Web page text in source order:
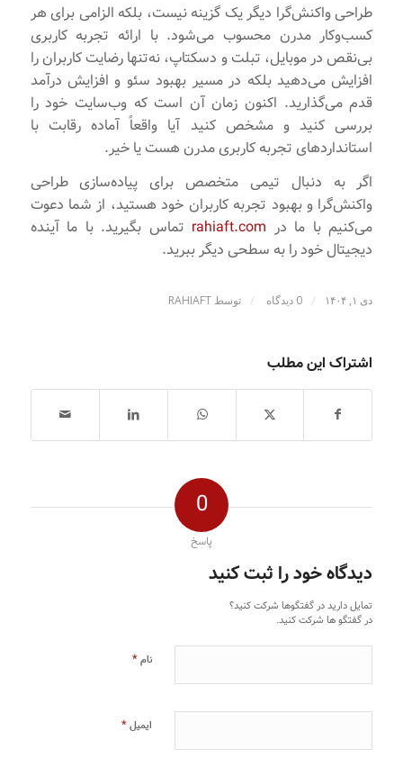
طراحی واکنش‌گرا دیگر یک گزینه نیست، بلکه الزامی برای هر
کسب‌وکار مدرن محسوب می‌شود. با ارائه تجربه کاربری
بی‌نقص در موبایل، تبلت و دسکتاپ، نه‌تنها رضایت کاربران را
افزایش می‌دهید بلکه در مسیر بهبود سئو و افزایش درآمد
قدم می‌گذارید. اکنون زمان آن است که وب‌سایت خود را
بررسی کنید و مشخص کنید آیا واقعاً آماده رقابت با
استانداردهای تجربه کاربری مدرن هست یا خیر.
اگر به دنبال تیمی متخصص برای پیاده‌سازی طراحی
واکنش‌گرا و بهبود تجربه کاربران خود هستید، از شما دعوت
می‌کنیم با ما در rahiaft.com تماس بگیرید. با ما آینده
دیجیتال خود را به سطحی دیگر ببرید.
دی ۱, ۱۴۰۴ / 0 دیدگاه / توسط RAHIAFT
اشتراک این مطلب
0
پاسخ
دیدگاه خود را ثبت کنید
تمایل دارید در گفتگوها شرکت کنید؟
در گفتگو ها شرکت کنید.
نام*
ایمیل*